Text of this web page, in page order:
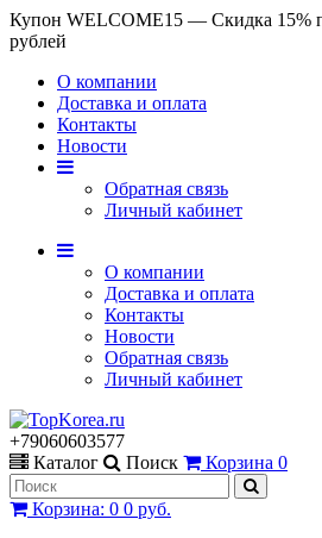
Купон WELCOME15 — Скидка 15%
рублей
О компании
Доставка и оплата
Контакты
Новости
Обратная связь
Личный кабинет
О компании
Доставка и оплата
Контакты
Новости
Обратная связь
Личный кабинет
+79060603577
Каталог
Поиск Корзина 0
Корзина: 0 0 руб.